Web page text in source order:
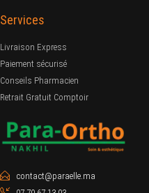
Services
Livraison Express
Paiement sécurisé
Conseils Pharmacien
Retrait Gratuit Comptoir
contact@paraelle.ma